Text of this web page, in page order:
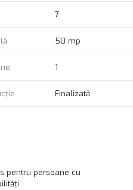
7
50 mp
1
Finalizată
pentru persoane cu